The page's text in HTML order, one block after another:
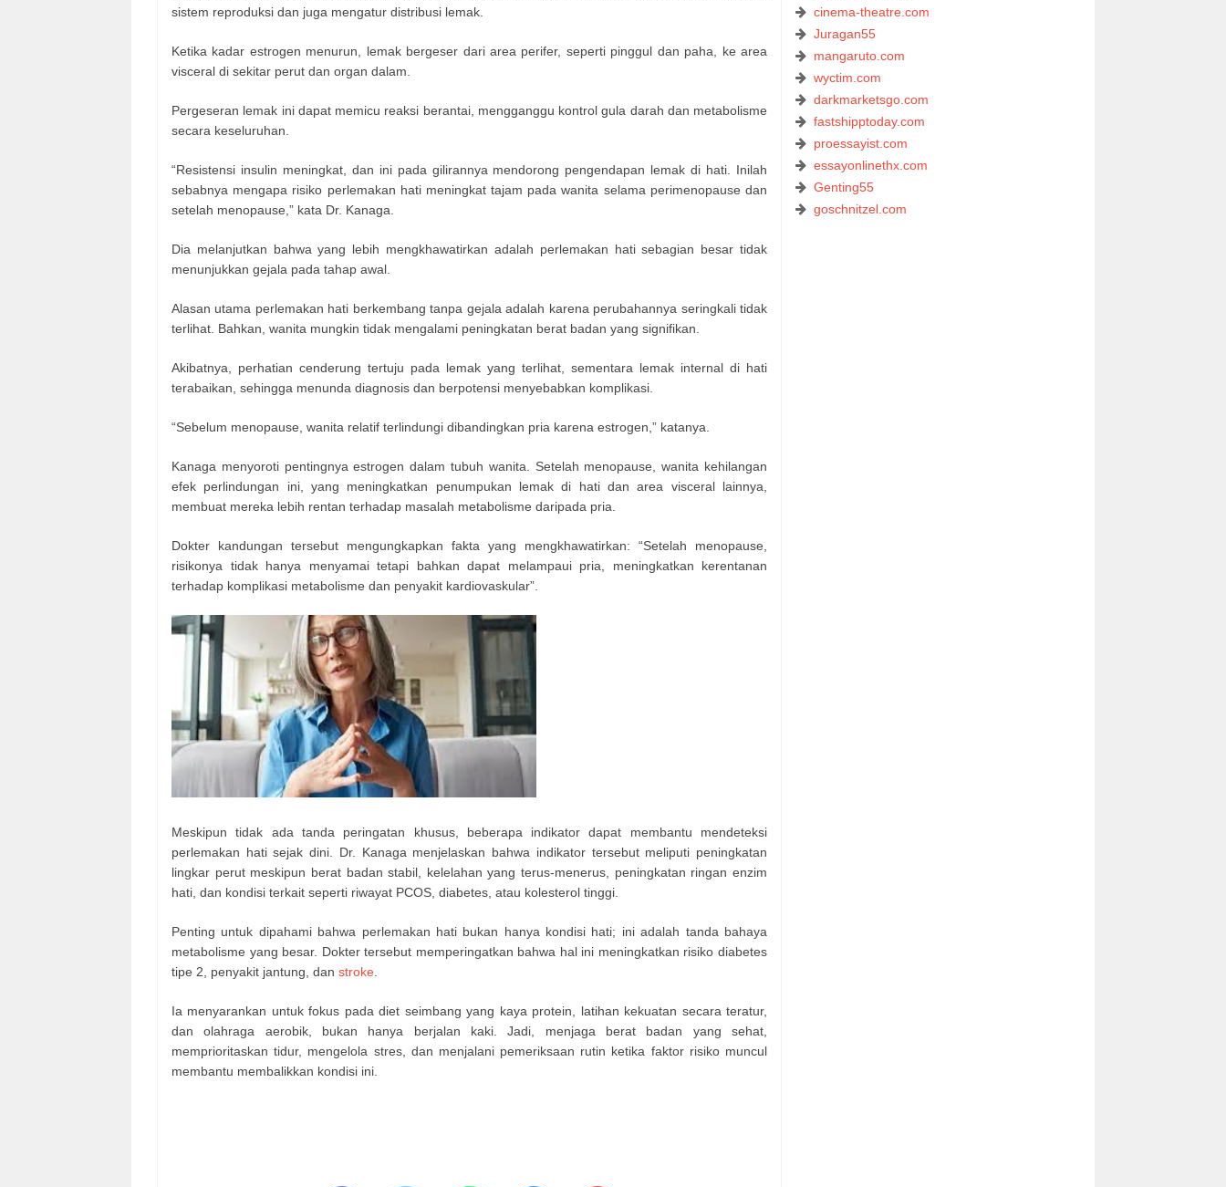
sistem reproduksi dan juga mengatur distribusi lemak.
Ketika kadar estrogen menurun, lemak bergeser dari area perifer, seperti pinggul dan paha, ke area
visceral di sekitar perut dan organ dalam.
Pergeseran lemak ini dapat memicu reaksi berantai, mengganggu kontrol gula darah dan metabolisme
secara keseluruhan.
“Resistensi insulin meningkat, dan ini pada gilirannya mendorong pengendapan lemak di hati. Inilah
sebabnya mengapa risiko perlemakan hati meningkat tajam pada wanita selama perimenopause dan
setelah menopause,” kata Dr. Kanaga.
Dia melanjutkan bahwa yang lebih mengkhawatirkan adalah perlemakan hati sebagian besar tidak
menunjukkan gejala pada tahap awal.
Alasan utama perlemakan hati berkembang tanpa gejala adalah karena perubahannya seringkali tidak
terlihat. Bahkan, wanita mungkin tidak mengalami peningkatan berat badan yang signifikan.
Akibatnya, perhatian cenderung tertuju pada lemak yang terlihat, sementara lemak internal di hati
terabaikan, sehingga menunda diagnosis dan berpotensi menyebabkan komplikasi.
“Sebelum menopause, wanita relatif terlindungi dibandingkan pria karena estrogen,” katanya.
Kanaga menyoroti pentingnya estrogen dalam tubuh wanita. Setelah menopause, wanita kehilangan
efek perlindungan ini, yang meningkatkan penumpukan lemak di hati dan area visceral lainnya,
membuat mereka lebih rentan terhadap masalah metabolisme daripada pria.
Dokter kandungan tersebut mengungkapkan fakta yang mengkhawatirkan: “Setelah menopause,
risikonya tidak hanya menyamai tetapi bahkan dapat melampaui pria, meningkatkan kerentanan
terhadap komplikasi metabolisme dan penyakit kardiovaskular”.
Meskipun tidak ada tanda peringatan khusus, beberapa indikator dapat membantu mendeteksi
perlemakan hati sejak dini. Dr. Kanaga menjelaskan bahwa indikator tersebut meliputi peningkatan
lingkar perut meskipun berat badan stabil, kelelahan yang terus-menerus, peningkatan ringan enzim
hati, dan kondisi terkait seperti riwayat PCOS, diabetes, atau kolesterol tinggi.
Penting untuk dipahami bahwa perlemakan hati bukan hanya kondisi hati; ini adalah tanda bahaya
metabolisme yang besar. Dokter tersebut memperingatkan bahwa hal ini meningkatkan risiko diabetes
tipe 2, penyakit jantung, dan stroke
Ia menyarankan untuk fokus pada diet seimbang yang kaya protein, latihan kekuatan secara teratur,
dan olahraga aerobik, bukan hanya berjalan kaki. Jadi, menjaga berat badan yang sehat,
memprioritaskan tidur, mengelola stres, dan menjalani pemeriksaan rutin ketika faktor risiko muncul
membantu membalikkan kondisi ini.
cinema-theatre.com
Juragan55
mangaruto.com
wyctim.com
darkmarketsgo.com
fastshipptoday.com
proessayist.com
essayonlinethx.com
Genting55
goschnitzel.com